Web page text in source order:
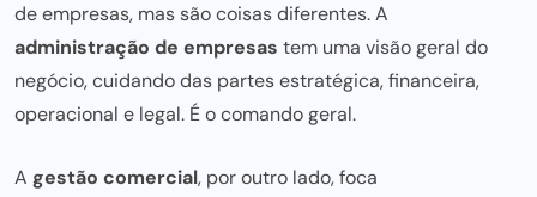
de empresas, mas são coisas diferentes. A
administração de empresas tem uma visão geral do
negócio, cuidando das partes estratégica, financeira,
operacional e legal. É o comando geral.
A gestão comercial, por outro lado, foca